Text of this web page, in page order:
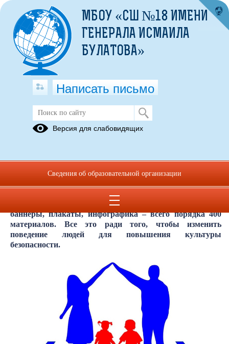
Федеральный пакет социальной
рекламы
29 января 2024г на пресс-конференции в ТАСС
МЧС России Роман Охотенко представил федеральный
пакет социальной рекламы. В него вошли ролики,
баннеры, плакаты, инфографика – всего порядка 400
материалов. Все это ради того, чтобы изменить
поведение людей для повышения культуры
безопасности.
МБОУ «СШ №18 ИМЕНИ
ГЕНЕРАЛА ИСМАИЛА
БУЛАТОВА»
Написать письмо
Версия для слабовидящих
Сведения об образовательной организации